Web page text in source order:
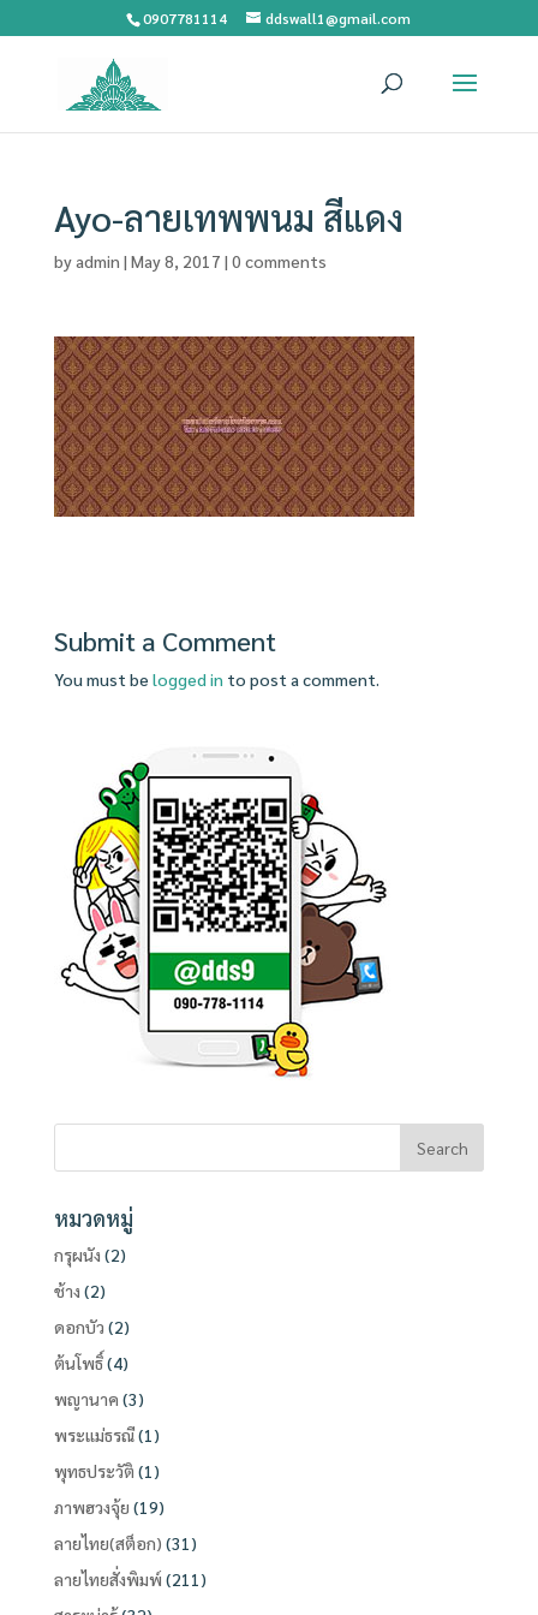
0907781114 ddswall1@gmail.com
Ayo-ลายเทพพนม สีแดง
byadmin | May 8, 2017 | 0 comments
Submit a Comment
You must be logged in to post a comment.
หมวดหมู่
กรุผนัง (2)
ช้าง (2)
ดอกบัว (2)
ต้นโพธิ์(4)
พญานาค (3)
พระแม่ธรณี(1)
พุทธประวัติ (1)
ภาพฮวงจุ้ย (19)
ลายไทย(สต็อก) (31)
ลายไทยสั่งพิมพ์ (211)